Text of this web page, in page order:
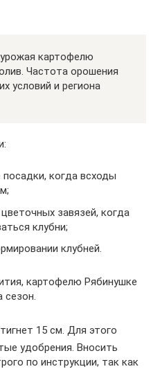
картофелю
Частота орошения
условий и региона
посадки, когда всходы
завязей, когда
клубни;
клубней.
картофелю Рябинушке
сезон.
15 см. Для этого
удобрения. Вносить
по инструкции, так как